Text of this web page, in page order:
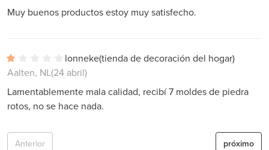
Muy buenos productos estoy muy satisfecho.
lonneke(tienda de decoración del hogar)
Aalten, NL(24 abril)
Lamentablemente mala calidad, recibí 7 moldes de piedra
rotos, no se hace nada.
próximo
Anterior